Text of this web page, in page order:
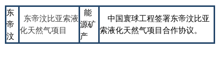
东
帝
汶
东帝汶比亚索液
化天然气项目
能
源矿
产
中国寰球工程签署东帝汶比亚
索液化天然气项目合作协议。